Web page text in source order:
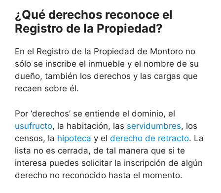
¿Qué derechos reconoce el
Registro de la Propiedad?
En el Registro de la Propiedad de Montoro no
sólo se inscribe el inmueble y el nombre de su
dueño, también los derechos y las cargas que
recaen sobre él.
Por ‘derechos’ se entiende el dominio, el
usufructo, la habitación, las servidumbres, los
censos, la hipoteca y el derecho de retracto. La
lista no es cerrada, de tal manera que si te
interesa puedes solicitar la inscripción de algún
derecho no reconocido hasta el momento.